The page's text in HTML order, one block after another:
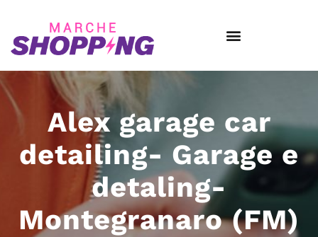
Alex garage car
detailing- Garage e
detaling-
Montegranaro (FM)